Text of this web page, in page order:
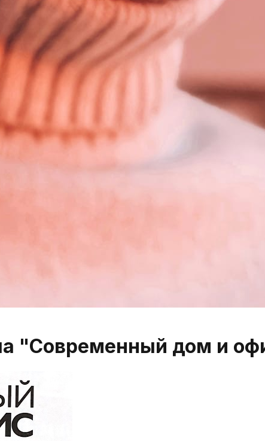
"Современный дом и